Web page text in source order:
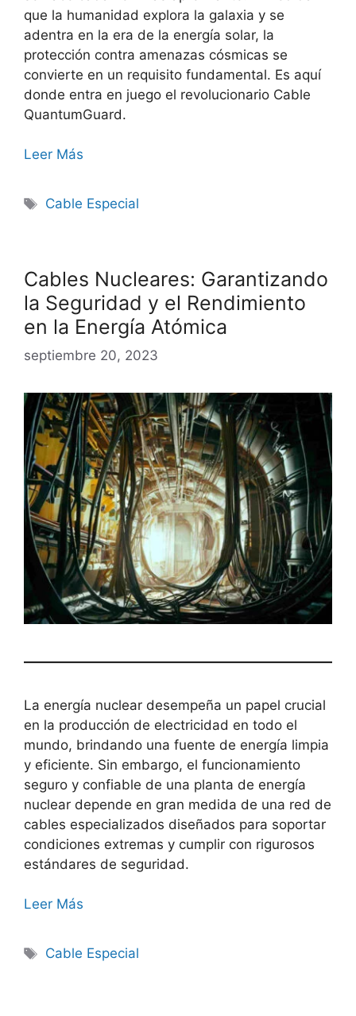
que la humanidad explora la galaxia y se
adentra en la era de la energía solar, la
protección contra amenazas cósmicas se
convierte en un requisito fundamental. Es aquí
donde entra en juego el revolucionario Cable
QuantumGuard.
Leer Más
Cable Especial
Cables Nucleares: Garantizando
la Seguridad y el Rendimiento
en la Energía Atómica
septiembre 20, 2023
La energía nuclear desempeña un papel crucial
en la producción de electricidad en todo el
mundo, brindando una fuente de energía limpia
y eficiente. Sin embargo, el funcionamiento
seguro y confiable de una planta de energía
nuclear depende en gran medida de una red de
cables especializados diseñados para soportar
condiciones extremas y cumplir con rigurosos
estándares de seguridad.
Leer Más
Cable Especial